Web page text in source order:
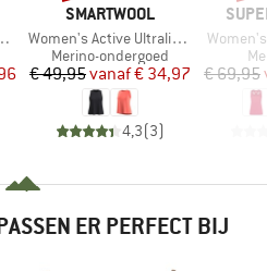
prijs
MERK
SMARTWOOL
Artikel
Women's Active Ultralite High Neck Tank
Productgroep
Merino-ondergoed
Prijs
€ 49,95 Verlaagde prijs
vanaf€ 34,97
4,3(3)
MERK
Artikel
€ 69,95
ER PERFECT BIJ